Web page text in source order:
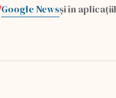
Google Newsși în